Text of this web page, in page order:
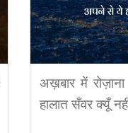
अख़बार में
हालात सँवर क्यूँ